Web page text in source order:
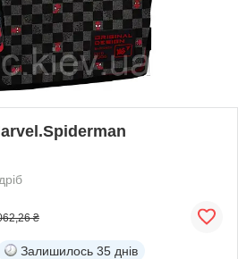
₴
Залишилось 35 днів